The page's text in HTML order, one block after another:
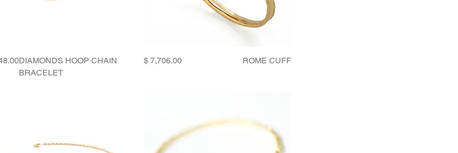
ROME CUFF
Price‏7,706.00 ‏$
DIAMONDS HOOP CHAIN
BRACELET
Price